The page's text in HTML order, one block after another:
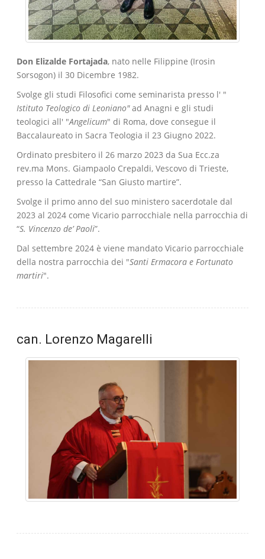
Don Elizalde Fortajada, nato nelle Filippine (Irosin
Sorsogon) il 30 Dicembre 1982.
Svolge gli studi Filosofici come seminarista presso l' "
Istituto Teologico di Leoniano"ad Anagni e gli studi
teologici all' "Angelicum" di Roma, dove consegue il
Baccalaureato in Sacra Teologia il 23 Giugno 2022.
Ordinato presbitero il 26 marzo 2023 da Sua Ecc.za
rev.ma Mons. Giampaolo Crepaldi, Vescovo di Trieste,
presso la Cattedrale “San Giusto martire”.
Svolge il primo anno del suo ministero sacerdotale dal
2023 al 2024 come Vicario parrocchiale nella parrocchia di
“S. Vincenzo de’ Paoli”.
Dal settembre 2024 è viene mandato Vicario parrocchiale
della nostra parrocchia dei "Santi Ermacora e Fortunato
martiri".
can. Lorenzo Magarelli